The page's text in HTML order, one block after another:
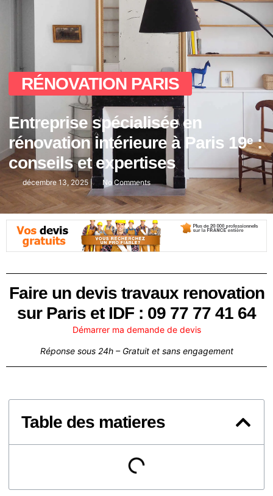
RÉNOVATION PARIS
Entreprise spécialisée en
rénovation intérieure à Paris 19ᵉ :
conseils et expertises
décembre 13, 2025 No Comments
Faire un devis travaux renovation
sur Paris et IDF : 09 77 77 41 64
Démarrer ma demande de devis
Réponse sous 24h – Gratuit et sans engagement
Table des matieres